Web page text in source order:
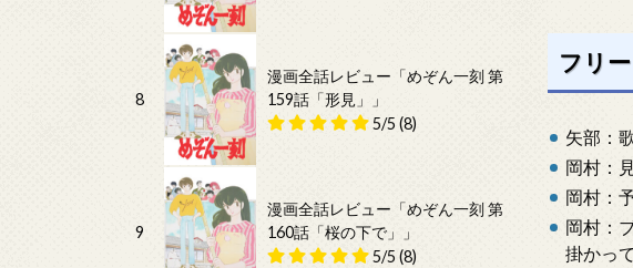
フリ
矢部：
岡村：
岡村：
岡村：
掛かっ
8
漫画全話レビュー「めぞん一刻 第
159話「形見」」
5/5 (8)
9
漫画全話レビュー「めぞん一刻 第
160話「桜の下で」」
5/5 (8)